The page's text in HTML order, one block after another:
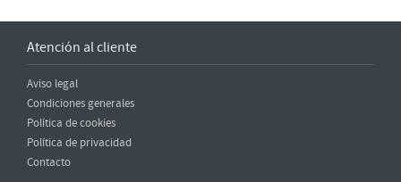
Atención al cliente
Aviso legal
Condiciones generales
Política de cookies
Política de privacidad
Contacto